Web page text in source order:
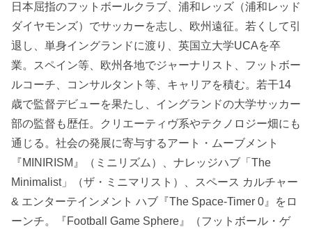
日本屈指のフットボールクラブ、浦和レッズ（浦和レッド
ダイヤモンズ）でサッカーを志し、欧州遠征。若くして引
退し、単身イングランドに渡り、英国立大学UCAを卒
業。スペイン等、欧州各地でジャーナリスト、フットボー
ルコーチ、コンサルタント等、キャリアを積む。若干14
歳で監督デビューを果たし、イングランドの大学サッカー
部の監督も歴任。クリエーティヴ系やテクノロジー畑にも
通じる。社会の発展に寄与するアート・ムーブメント
『MINIRISM』（ミニリズム）、ナレッジハブ「The
Minimalist」（ザ・ミニマリスト）、スペース カルチャー
& エンターテインメント ハブ『The Space-Timer 0』をロ
ーンチ。『Football Game Sphere』（フットボール・ゲ